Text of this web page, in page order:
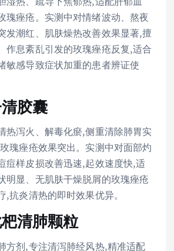
瑰痤疮。实测中对情绪波动、熬夜
发潮红、肌肤燥热改善效果显著,擅
作息紊乱引发的玫瑰痤疮反复,适合
敏感导致症状加重的患者辨证使
胶囊
热泻火、解毒化瘀,侧重清除肺胃实
瑰痤疮效果突出。实测中对面部灼
痘样皮损改善迅速,起效速度快,适
明显、无肌肤干燥脱屑的玫瑰痤疮
,抗炎清热的即时效果优异。
清肺颗粒
方剂,专注清泻肺经风热,精准适配